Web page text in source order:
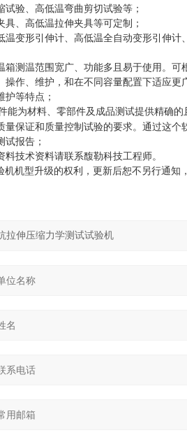
试验、高低温弯曲剪切试验等 ；
具、高低温拉伸夹具等可定制
；
温变形引伸计、高低温全自动变形引伸
箱测温范围宽广、功能多且易于使用。
作、维护，和在不同容量配置下适应
护等特点 ；
能为材料、零部件及成品测试提供精确
量保证和质量控制试验的要求。通过这
试报告 ；
料技术资料请联系馥勒科技工程师。
机机型升级的权利，更新后恕不另行通